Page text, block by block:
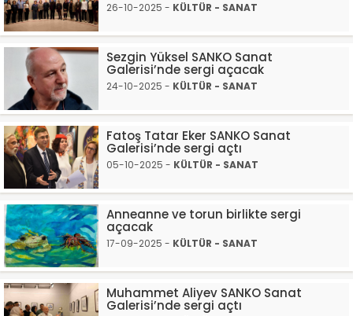
26-10-2025 - KÜLTÜR - SANAT
Sezgin Yüksel SANKO Sanat
Galerisi’nde sergi açacak
24-10-2025 - KÜLTÜR - SANAT
Fatoş Tatar Eker SANKO Sanat
Galerisi’nde sergi açtı
05-10-2025 - KÜLTÜR - SANAT
Anneanne ve torun birlikte sergi
açacak
17-09-2025 - KÜLTÜR - SANAT
Muhammet Aliyev SANKO Sanat
Galerisi’nde sergi açtı